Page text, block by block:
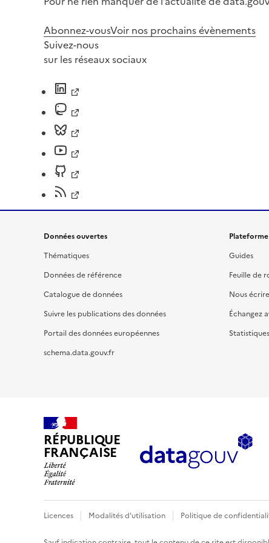
Abonnez-vousVoir nos prochains évènements
Suivez-nous
sur les réseaux sociaux
Données ouvertes
Thématiques
Données de référence
Catalogue de données
Suivre les publications des données
Portail des données européennes
schema.data.gouv.fr
Plateforme
Guides
Feuille de
Nous écrire
Échangez
Statistiques
RÉPUBLIQUE
FRANÇAISE
Licences Modalités d'utilisation Politique de